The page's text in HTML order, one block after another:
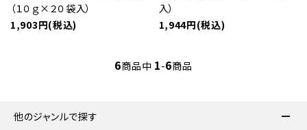
（１０ｇ×２０袋入）
1,903円(税込)
入）
1,944円(税込)
6商品中 1-6商品
他のジャンルで探す